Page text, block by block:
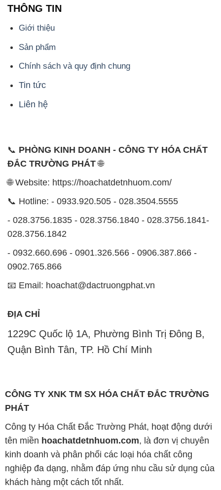
Chính sách và quy định chung
Tin tức
Liên hệ
📞
PHÒNG KINH DOANH - CÔNG TY HÓA CHẤT
ĐẮC TRƯỜNG PHÁT
- 028.3756.1835 - 028.3756.1840 - 028.3756.1841-
0902.765.866
📧 Email: hoachat@dactruongphat.vn
ĐỊA CHỈ
1229C Quốc lộ 1A, Phường Bình Trị Đông B,
Quận Bình Tân, TP. Hồ Chí Minh
CÔNG TY XNK TM SX HÓA CHẤT ĐẮC TRƯỜNG
PHÁT
kinh doanh và phân phối các loại hóa chất công
nghiệp đa dạng, nhằm đáp ứng nhu cầu sử dụng của
khách hàng một cách tốt nhất.
Chúng tôi cam kết mang đến sự hài lòng và đáp ứng
mọi nhu cầu của khách hàng với tiêu chí hàng đầu.
Công ty chúng tôi hiện cung cấp những sản phẩm
hóa chất chất lượng cao với giá thành hợp lý, nhằm